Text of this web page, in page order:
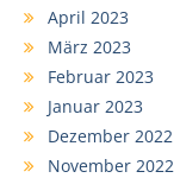
April 2023
März 2023
Februar 2023
Januar 2023
Dezember 2022
November 2022